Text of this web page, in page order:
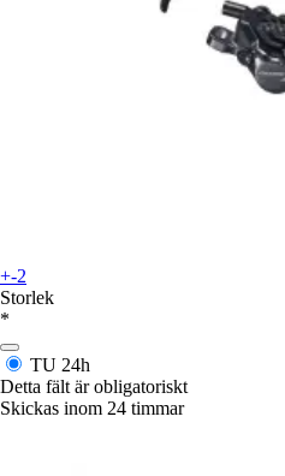
+-2
Storlek
*
TU 24h
Detta fält är obligatoriskt
Skickas inom 24 timmar